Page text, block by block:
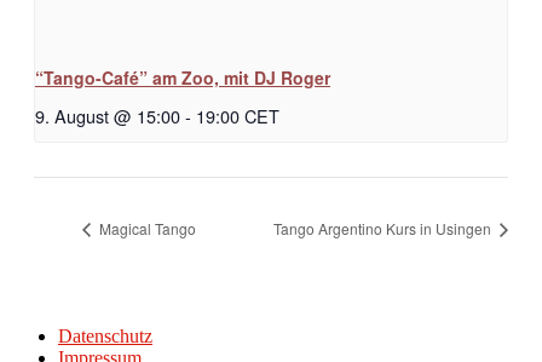
“Tango-Café” am Zoo, mit DJ Roger
9. August @ 15:00- 19:00CET
Magical Tango Tango Argentino Kurs in Usingen
Datenschutz
Impressum